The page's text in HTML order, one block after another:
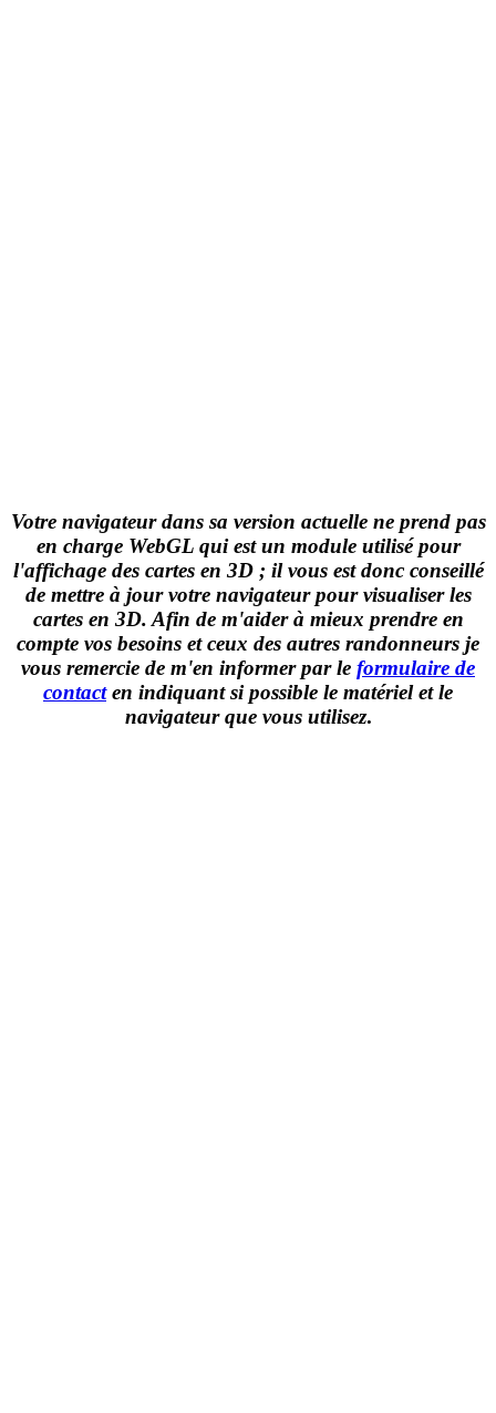
Votre navigateur dans sa version actuelle ne prend pas
en charge WebGL qui est un module utilisé pour
l'affichage des cartes en 3D ; il vous est donc conseillé
de mettre à jour votre navigateur pour visualiser les
cartes en 3D. Afin de m'aider à mieux prendre en
compte vos besoins et ceux des autres randonneurs je
vous remercie de m'en informer par le formulaire de
contacten indiquant si possible le matériel et le
navigateur que vous utilisez.